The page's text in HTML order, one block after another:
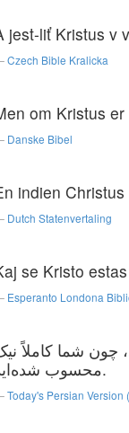
jest-liť Kristus v
Czech Bible Kralicka
om Kristus
Danske Bibel
indien
Dutch Statenvertaling
se Kristo
Esperanto Londona
شما کاملاً
محسوب شده‌اید.
Today's Persian